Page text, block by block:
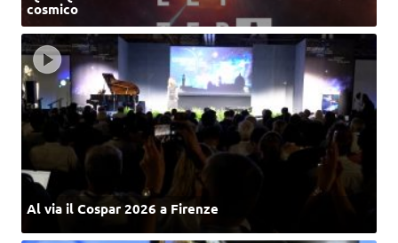
cosmico
Al via il Cospar 2026 a Firenze